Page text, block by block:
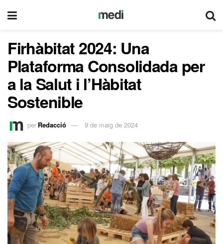
Firhàbitat 2024: Una
Plataforma Consolidada per
a la Salut i l’Hàbitat
Sostenible
per Redacció 9 de maig de 2024